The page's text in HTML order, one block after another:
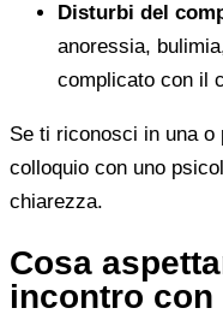
Disturbi del
anoressia,
complicato con il
Se ti riconosci in una
colloquio con uno
chiarezza.
Cosa
incontro